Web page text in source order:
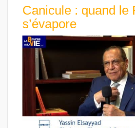
Canicule : quand le
s’évapore